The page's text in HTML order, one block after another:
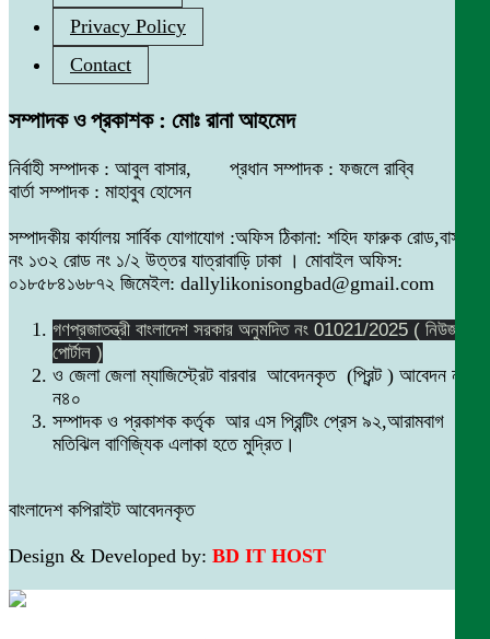
Privacy Policy
Contact
সম্পাদক ও প্রকাশক : মোঃ রানা আহমেদ
নির্বাহী সম্পাদক : আবুল বাসার, প্রধান সম্পাদক : ফজলে রাব্বি
বার্তা সম্পাদক : মাহাবুব হোসেন
সম্পাদকীয় কার্যালয় সার্বিক যোগাযোগ :অফিস ঠিকানা: শহিদ ফারুক রোড,বাসা
নং ১৩২ রোড নং ১/২ উত্তর যাত্রাবাড়ি ঢাকা । মোবাইল অফিস:
০১৮৫৮৪১৬৮৭২ জিমেইল: dallylikonisongbad@gmail.com
গণপ্রজাতন্ত্রী বাংলাদেশ সরকার অনুমদিত নং 01021/2025 ( নিউজ
পোর্টাল )
ও জেলা জেলা ম্যাজিস্ট্রেট বারবার আবেদনকৃত (প্রিন্ট ) আবেদন নং
ন৪০
সম্পাদক ও প্রকাশক কর্তৃক আর এস প্রিন্টিং প্রেস ৯২,আরামবাগ
মতিঝিল বাণিজ্যিক এলাকা হতে মুদ্রিত।
বাংলাদেশ কপিরাইট আবেদনকৃত
Design & Developed by: BD IT HOST